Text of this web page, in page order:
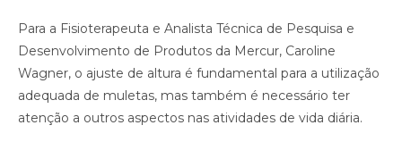
Para a Fisioterapeuta e Analista Técnica de Pesquisa e
Desenvolvimento de Produtos da Mercur, Caroline
Wagner, o ajuste de altura é fundamental para a utilização
adequada de muletas, mas também é necessário ter
atenção a outros aspectos nas atividades de vida diária.